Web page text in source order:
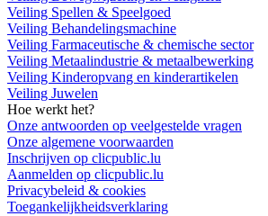
Veiling Spellen & Speelgoed
Veiling Behandelingsmachine
Veiling Farmaceutische & chemische sector
Veiling Metaalindustrie & metaalbewerking
Veiling Kinderopvang en kinderartikelen
Veiling Juwelen
Hoe werkt het?
Onze antwoorden op veelgestelde vragen
Onze algemene voorwaarden
Inschrijven op clicpublic.lu
Aanmelden op clicpublic.lu
Privacybeleid & cookies
Toegankelijkheidsverklaring